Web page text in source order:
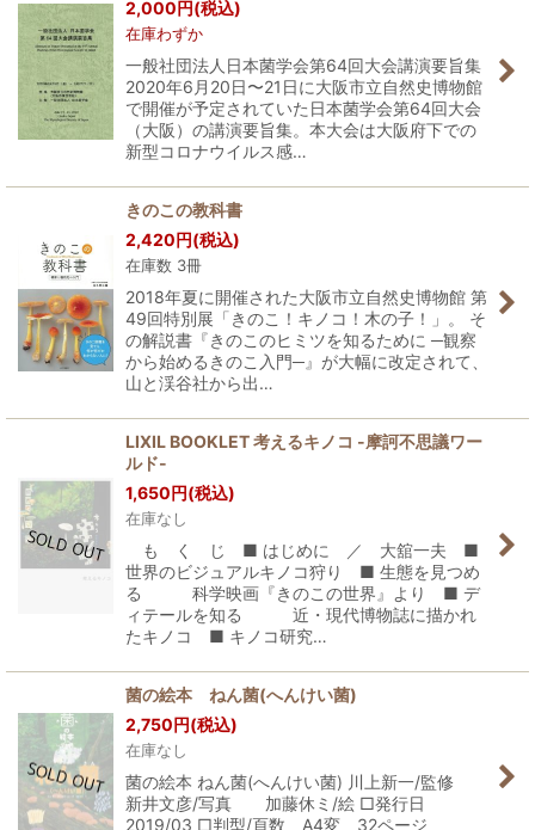
2,000円(税込)
在庫わずか
一般社団法人日本菌学会第64回大会講演要旨集
2020年6月20日〜21日に大阪市立自然史博物館
で開催が予定されていた日本菌学会第64回大会
（大阪）の講演要旨集。本大会は大阪府下での
新型コロナウイルス感…
きのこの教科書
2,420円(税込)
在庫数 3冊
2018年夏に開催された大阪市立自然史博物館 第
49回特別展「きのこ！キノコ！木の子！」。 そ
の解説書『きのこのヒミツを知るために ─観察
から始めるきのこ入門─』が大幅に改定されて、
山と渓谷社から出…
LIXIL BOOKLET 考えるキノコ -摩訶不思議ワー
ルド-
1,650円(税込)
在庫なし
も く じ ■ はじめに ／ 大舘一夫 ■
世界のビジュアルキノコ狩り ■ 生態を見つめ
る 科学映画『きのこの世界』より ■ デ
ィテールを知る 近・現代博物誌に描かれ
たキノコ ■ キノコ研究…
菌の絵本 ねん菌(へんけい菌)
2,750円(税込)
在庫なし
菌の絵本 ねん菌(へんけい菌) 川上新一/監修
新井文彦/写真 加藤休ミ/絵 □発行日
2019/03 □判型/頁数 A4変 32ページ